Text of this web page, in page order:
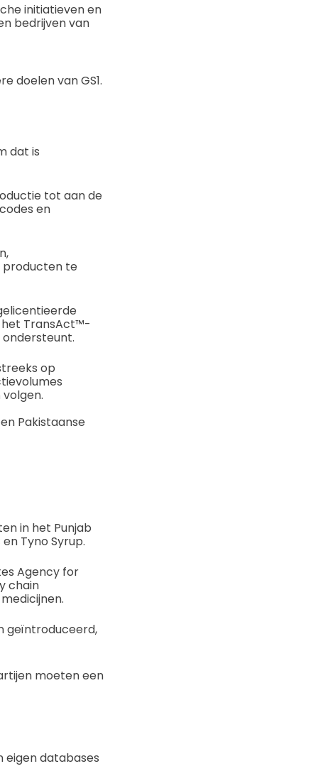
initiatieven en
bedrijven van
doelen van GS1.
dat is
tot aan de
en
producten te
het TransAct™-
op
Pakistaanse
in het Punjab
Tyno Syrup.
Agency for
chain
geïntroduceerd,
moeten een
eigen databases